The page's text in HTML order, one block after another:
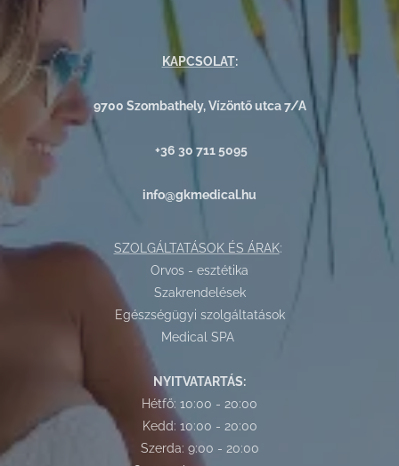
KAPCSOLAT:
9700 Szombathely, Vízöntő utca 7/A
+36 30 711 5095
info@gkmedical.hu
SZOLGÁLTATÁSOK ÉS ÁRAK:
Orvos - esztétika
Szakrendelések
Egészségügyi szolgáltatások
Medical SPA
NYITVATARTÁS:
Hétfő: 10:00 - 20:00
Kedd: 10:00 - 20:00
Szerda: 9:00 - 20:00